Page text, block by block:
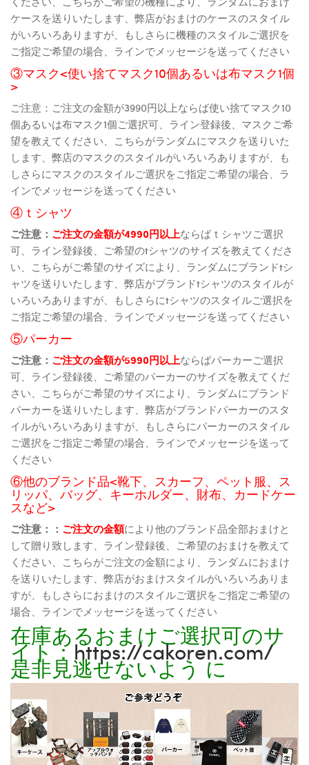
ケースを送りいたします、弊店がおまけのケースのスタイル
がいろいろありますが、もしさらに機種のスタイルご選択を
ご指定ご希望の場合、ラインでメッセージを送ってください
③マスク<使い捨てマスク10個あるいは布マスク1個
>
ご注意：ご注文の金額が3990円以上ならば使い捨てマスク10
個あるいは布マスク1個ご選択可、ライン登録後、マスクご希
望を教えてください、こちらがランダムにマスクを送りいた
します、弊店のマスクのスタイルがいろいろありますが、も
しさらにマスクのスタイルご選択をご指定ご希望の場合、ラ
インでメッセージを送ってください
④ｔシャツ
ご注意： ご注文の金額が4990円以上ならばｔシャツご選択
可、ライン登録後、ご希望のtシャツのサイズを教えてくださ
い、こちらがご希望のサイズにより、ランダムにブランドtシ
ャツを送りいたします、弊店がブランドtシャツのスタイルが
いろいろありますが、もしさらにtシャツのスタイルご選択を
ご指定ご希望の場合、ラインでメッセージを送ってください
⑤パーカー
ご注意： ご注文の金額が5990円以上ならばパーカーご選択
可、ライン登録後、ご希望のパーカーのサイズを教えてくだ
さい、こちらがご希望のサイズにより、ランダムにブランド
パーカーを送りいたします、弊店がブランドパーカーのスタ
イルがいろいろありますが、もしさらにパーカーのスタイル
ご選択をご指定ご希望の場合、ラインでメッセージを送って
ください
⑥他のブランド品<靴下、スカーフ、ペット服、ス
リッパ、バッグ、キーホルダー、財布、カードケー
スなど>
ご注意：： ご注文の金額により他のブランド品全部おまけと
して贈り致します、ライン登録後、ご希望のおまけを教えて
ください、こちらがご注文の金額により、ランダムにおまけ
を送りいたします、弊店がおまけスタイルがいろいろありま
すが、もしさらにおまけのスタイルご選択をご指定ご希望の
場合、ラインでメッセージを送ってください
在庫あるおまけご選択可のサ
イト：https://cakoren.com/
是非見逃せないよう に